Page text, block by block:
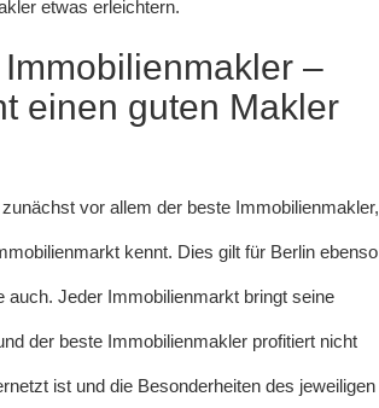
etwas erleichtern.
–
einen guten Makler
vor allem der beste Immobilienmakler,
kennt. Dies gilt für Berlin ebenso
auch. Jeder Immobilienmarkt bringt seine
der beste Immobilienmakler profitiert nicht
ist und die Besonderheiten des jeweiligen